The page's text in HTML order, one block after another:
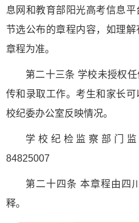
息网和教育部阳光高考信息
节选公布的章程内容，如理
章程为准。
第二十三条 学校未授权
传和录取工作。考生和家长
校纪委办公室反映情况。
学校纪检监察部门监
84825007
第二十四条 本章程由四
释。